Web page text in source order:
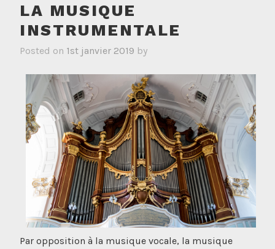
LA MUSIQUE
INSTRUMENTALE
Posted on 1st janvier 2019 by
Par opposition à la musique vocale, la musique